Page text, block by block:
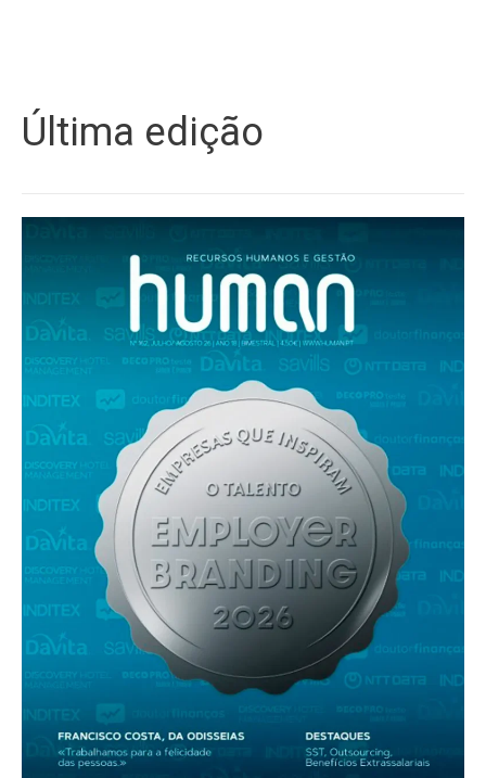
Última edição